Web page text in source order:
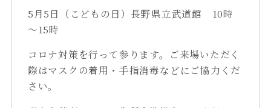
5月5日（こどもの日）長野県立武道館 10時
～15時
コロナ対策を行って参ります。ご来場いただく
際はマスクの着用・手指消毒などにご協力くだ
さい。